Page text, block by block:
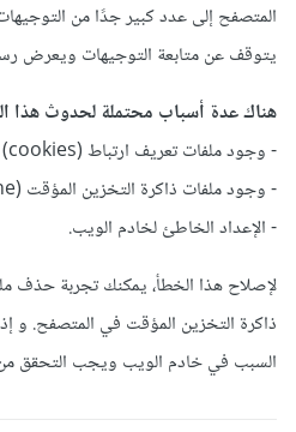
المتصفح إلى عدد كبير جدًا من
يتوقف عن متابعة التوجيهات ويعرض
هناك عدة أسباب محتملة لحدوث هذا
- وجود ملفات تعريف ارتباط (cookies) قديمة أو تالفة في المتصفح.
- وجود ملفات ذاكرة التخزين المؤقت (cache) قديمة أو تالفة.
- الإعداد الخاطئ لخادم الويب.
لإصلاح هذا الخطأ، يمكنك تجربة حذف
ذاكرة التخزين المؤقت في المتصفح. و
السبب في خادم الويب ويجب التحقق من